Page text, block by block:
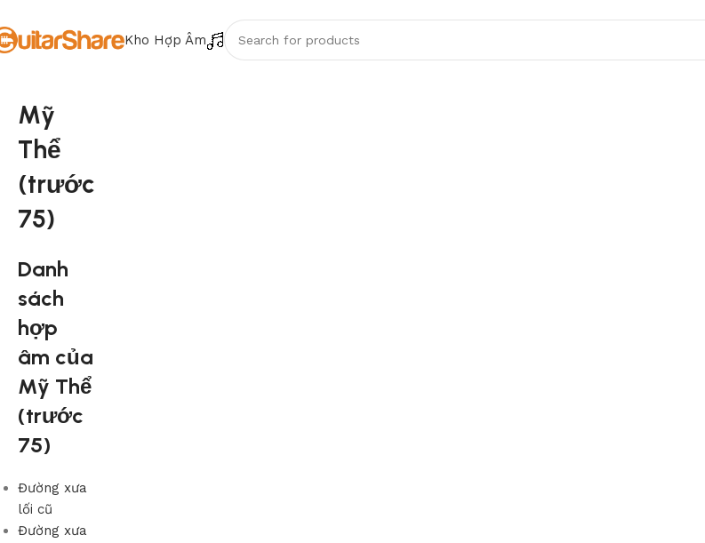
Kho Hợp Âm
Mỹ
Thể
(trước
75)
Danh
sách
hợp
âm của
Mỹ Thể
(trước
75)
Đường xưa
lối cũ
Đường xưa